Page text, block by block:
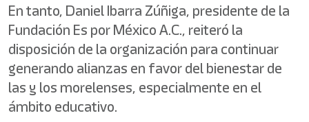
En tanto, Daniel Ibarra Zúñiga, presidente de la
Fundación Es por México A.C., reiteró la
disposición de la organización para continuar
generando alianzas en favor del bienestar de
las y los morelenses, especialmente en el
ámbito educativo.